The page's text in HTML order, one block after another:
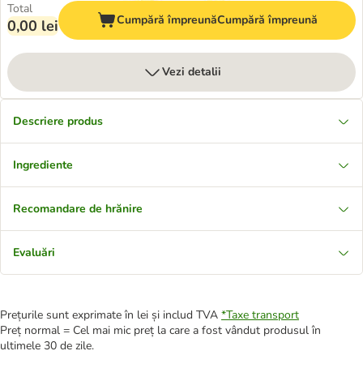
Total
0,00 lei Cumpără împreunăCumpără împreună
Vezi detalii
Descriere produs
Ingrediente
Recomandare de hrănire
Evaluări
Prețurile sunt exprimate în lei și includ TVA *Taxe transport
Preț normal = Cel mai mic preț la care a fost vândut produsul în
ultimele 30 de zile.